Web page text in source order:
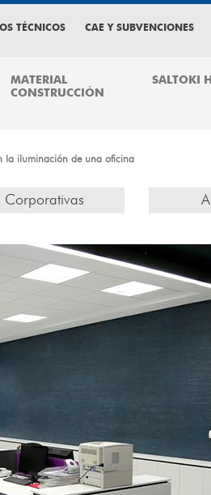
TÉCNICOS CAE Y SUBVENCIONES
MATERIAL
CONSTRUCCIÓN
SALTOKI
la iluminación de una oficina
Corporativas